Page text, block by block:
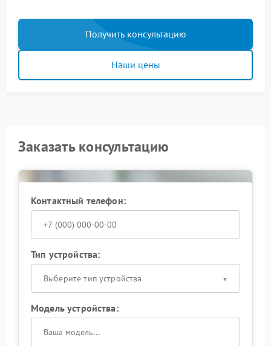
Получить консультацию
Наши цены
Заказать консультацию
Контактный телефон:
Тип устройства:
Выберите тип устройства
Модель устройства: